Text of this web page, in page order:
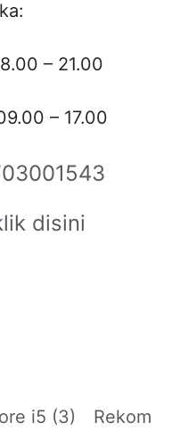
– 21.00
– 17.00
disini
Rekom